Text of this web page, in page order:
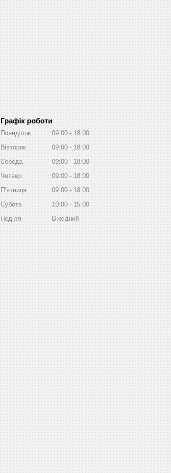
Графік роботи
Понеділок 09:00
18:00
Вівторок
09:00
18:00
Середа
09:00
18:00
Четвер
09:00
18:00
Пʼятниця
09:00
18:00
Субота
10:00
15:00
Неділя
Вихідний